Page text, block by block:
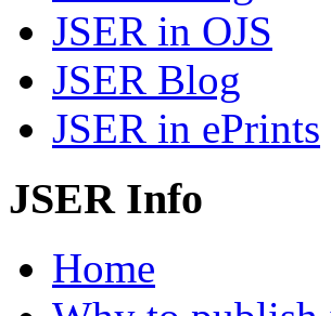
JSER in OJS
JSER Blog
JSER in ePrints
JSER Info
Home